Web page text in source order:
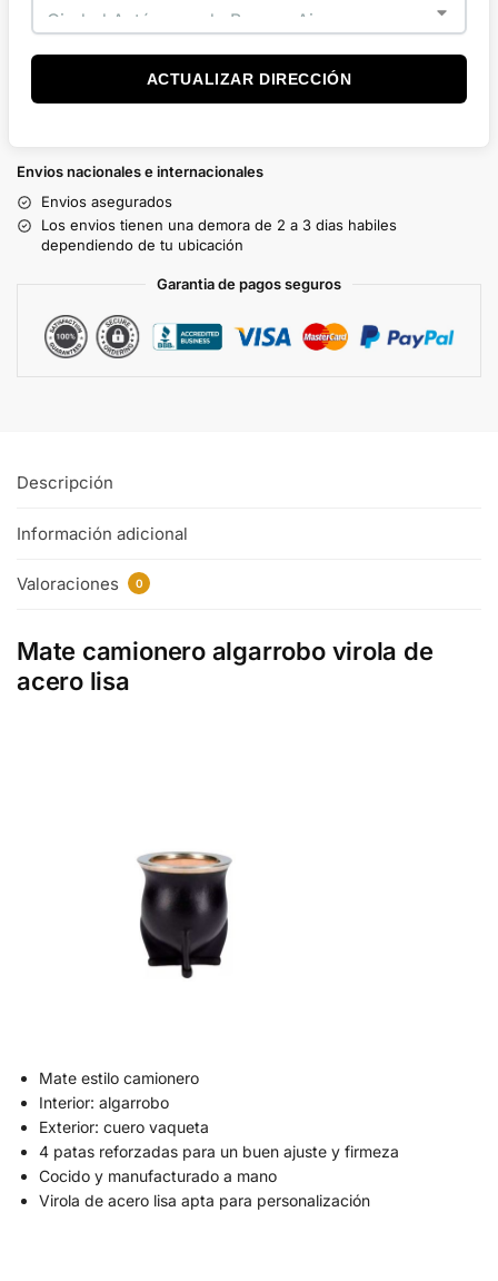
ACTUALIZAR DIRECCIÓN
Envios nacionales e internacionales
Envios asegurados
Los envios tienen una demora de 2 a 3 dias habiles
dependiendo de tu ubicación
Garantia de pagos seguros
Descripción
Información adicional
Valoraciones 0
Mate camionero algarrobo virola de
acero lisa
Mate estilo camionero
Interior: algarrobo
Exterior: cuero vaqueta
4 patas reforzadas para un buen ajuste y firmeza
Cocido y manufacturado a mano
Virola de acero lisa apta para personalización